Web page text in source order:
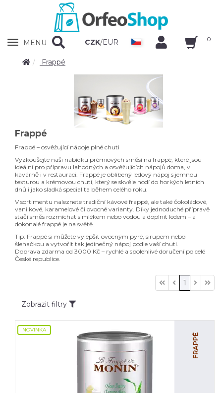
Zobrazit
MENU CZK/EUR 0
Frappé
Frappé
Frappé – osvěžující nápoje plné chuti
Vyzkoušejte naši nabídku prémiových směsí na frappé, které jsou
ideální pro přípravu lahodných a osvěžujících nápojů doma, v
kavárně i v restauraci. Frappé je oblíbený ledový nápoj s jemnou
texturou a krémovou chutí, který se skvěle hodí do horkých letních
dnů i jako sladká specialita během celého roku.
V sortimentu naleznete tradiční kávové frappé, ale také čokoládové,
vanilkové, karamelové či ovocné varianty. Díky jednoduché přípravě
stačí směs rozmíchat s mlékem nebo vodou a doplnit ledem – a
dokonalé frappé je na světě.
Tip: Frappé si můžete vylepšit ovocným pyré, sirupem nebo
šlehačkou a vytvořit tak jedinečný nápoj podle vaší chuti.
Doprava zdarma od 3000 Kč – rychlé a spolehlivé doručení po celé
České republice.
1
Zobrazit filtry
NOVINKA
FRAPPÉ